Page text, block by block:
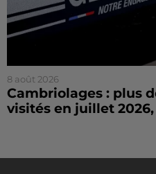
8 août 2026
Cambriolages : plus
visités en juillet 2026,